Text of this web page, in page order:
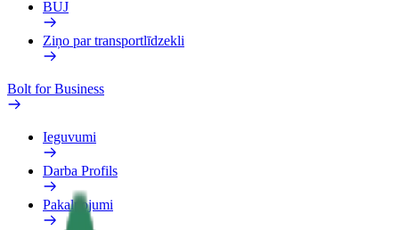
BUJ
Ziņo par transportlīdzekli
Bolt for Business
Ieguvumi
Darba Profils
Pakalpojumi